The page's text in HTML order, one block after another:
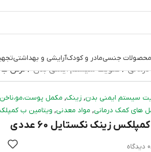
محصولات جنسیمادر و کودکآرایشی و بهداشتی
تقویت سیستم ایمنی بدن قرص ب
سیستم ایمنی بدن, زینک, مکمل
های کمک درمانی, مواد معدنی, ویتامین ب
زینک نکستایل 60 عددی
0 دیدگاه